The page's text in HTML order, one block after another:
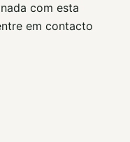
com esta
em contacto